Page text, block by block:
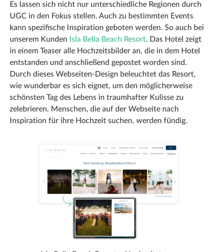
Es lassen sich nicht nur unterschiedliche Regionen durch
UGC in den Fokus stellen. Auch zu bestimmten Events
kann spezifische Inspiration geboten werden. So auch bei
unserem Kunden
Isla Bella Beach Resort. Das Hotel zeigt
in einem Teaser alle Hochzeitsbilder an, die in dem Hotel
entstanden und anschließend gepostet worden sind.
Durch dieses Webseiten-Design beleuchtet das Resort,
wie wunderbar es sich eignet, um den möglicherweise
schönsten Tag des Lebens in traumhafter Kulisse zu
zelebrieren. Menschen, die auf der Webseite nach
Inspiration für ihre Hochzeit suchen, werden fündig.